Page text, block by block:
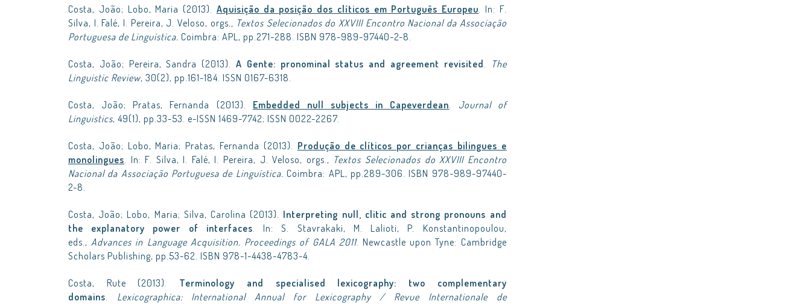
Costa, João; Lobo, Maria (2013). Aquisição da posição dos clíticos em Português Europeu. In: F.
Silva, I. Falé, I. Pereira, J. Veloso, orgs., Textos Selecionados do XXVIII Encontro Nacional da Associação
Portuguesa de Linguística. Coimbra: APL, pp.271-288. ISBN 978-989-97440-2-8.
Costa, João; Pereira, Sandra (2013).A Gente: pronominal status and agreement revisited.
The
Linguistic Review, 30(2), pp.161-184. ISSN 0167-6318.
Costa, João; Pratas, Fernanda (2013). Embedded null subjects in Capeverdean. Journal of
Linguistics, 49(1), pp.33-53. e-ISSN 1469-7742; ISSN 0022-2267.
Costa, João; Lobo, Maria; Pratas, Fernanda (2013). Produção de clíticos por crianças bilingues e
monolingues. In: F. Silva, I. Falé, I. Pereira, J. Veloso, orgs., Textos Selecionados do XXVIII Encontro
Nacional da Associação Portuguesa de Linguística.Coimbra: APL, pp.289-306. ISBN 978-989-97440-
2-8.
Costa, João; Lobo, Maria; Silva, Carolina (2013). Interpreting null, clitic and strong pronouns and
the explanatory power of interfaces. In: S. Stavrakaki, M. Lalioti, P. Konstantinopoulou,
eds.,Advances in Language Acquisition. Proceedings of GALA 2011. Newcastle upon Tyne: Cambridge
Scholars Publishing, pp.53-62. ISBN 978-1-4438-4783-4.
Costa, Rute (2013). Terminology and specialised lexicography: two complementary
domains. Lexicographica: International Annual for Lexicography / Revue Internationale de